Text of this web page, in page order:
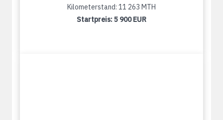
Kilometerstand: 11 263 MTH
Startpreis:5 900 EUR